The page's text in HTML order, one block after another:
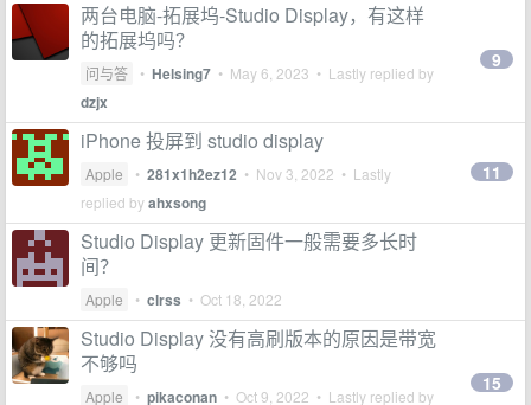
两台电脑-拓展坞-Studio Display，有这样
的拓展坞吗？
问与答 • Helsing7 • May 6, 2023 • Lastly replied by
dzjx
9
iPhone 投屏到 studio display
Apple • 281x1h2ez12 • Nov 3, 2022 • Lastly
replied byahxsong
11
Studio Display 更新固件一般需要多长时
间？
Apple • clrss • Oct 18, 2022
Studio Display 没有高刷版本的原因是带宽
不够吗
Apple • pikaconan • Oct 9, 2022 • Lastly replied by
15